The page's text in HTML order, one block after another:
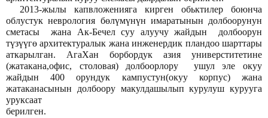
2013-жылы капвложенияга кирген обьктилер боюнча
облустук неврология бөлүмүнүн имаратынын долбоорунун
сметасы жана Ак-Бечел суу алуучу жайдын долбоорун
түзүүгө архитектуралык жана инженердик пландоо шарттары
аткарылган. АгаХан борбордук азия универститетине
(жатакана,офис, столовая) долбоорлору ушул эле окуу
жайдын 400 орундук кампустун(окуу корпус) жана
жатаканасынын долбоору макулдашылып курулуш курууга
уруксаат
берилген.